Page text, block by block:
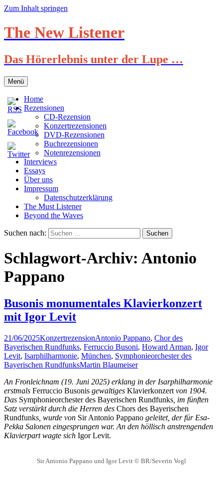
Zum Inhalt springen
The New Listener
Das Hörerlebnis unter der Lupe …
Menü
Home
Rezensionen
CD-Rezension
Konzertrezensionen
DVD-Rezensionen
Buchrezensionen
Notenrezensionen
Interviews
Essays
Über uns
Impressum
Datenschutzerklärung
The Must Listener
Beyond the Waves
Suchen nach:
Schlagwort-Archiv: Antonio
Pappano
Busonis monumentales Klavierkonzert
mit Igor Levit
21/06/2025KonzertrezensionAntonio Pappano, Chor des
Bayerischen Rundfunks, Ferruccio Busoni, Howard Arman, Igor
Levit, Isarphilharmonie, München, Symphonieorchester des
Bayerischen RundfunksMartin Blaumeiser
An Fronleichnam (19. Juni 2025) erklang in der Isarphilharmonie
erstmals Ferruccio Busonis gewaltiges Klavierkonzert von 1904.
Das Symphonieorchester des Bayerischen Rundfunks , im fünften
Satz verstärkt durch die Herren des Chors des Bayerischen
Rundfunks , wurde von Sir Antonio Pappano geleitet, der für Esa-
Pekka Salonen eingesprungen war. An den höllisch anstrengenden
Klavierpart wagte sich Igor Levit.
Sir Antonio Pappano und Igor Levit © BR/Severin Vogl